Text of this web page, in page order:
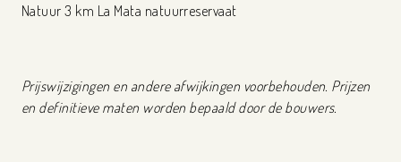
Natuur 3 km La Mata natuurreservaat
Prijswijzigingen en andere afwijkingen voorbehouden. Prijzen
en definitieve maten worden bepaald door de bouwers.